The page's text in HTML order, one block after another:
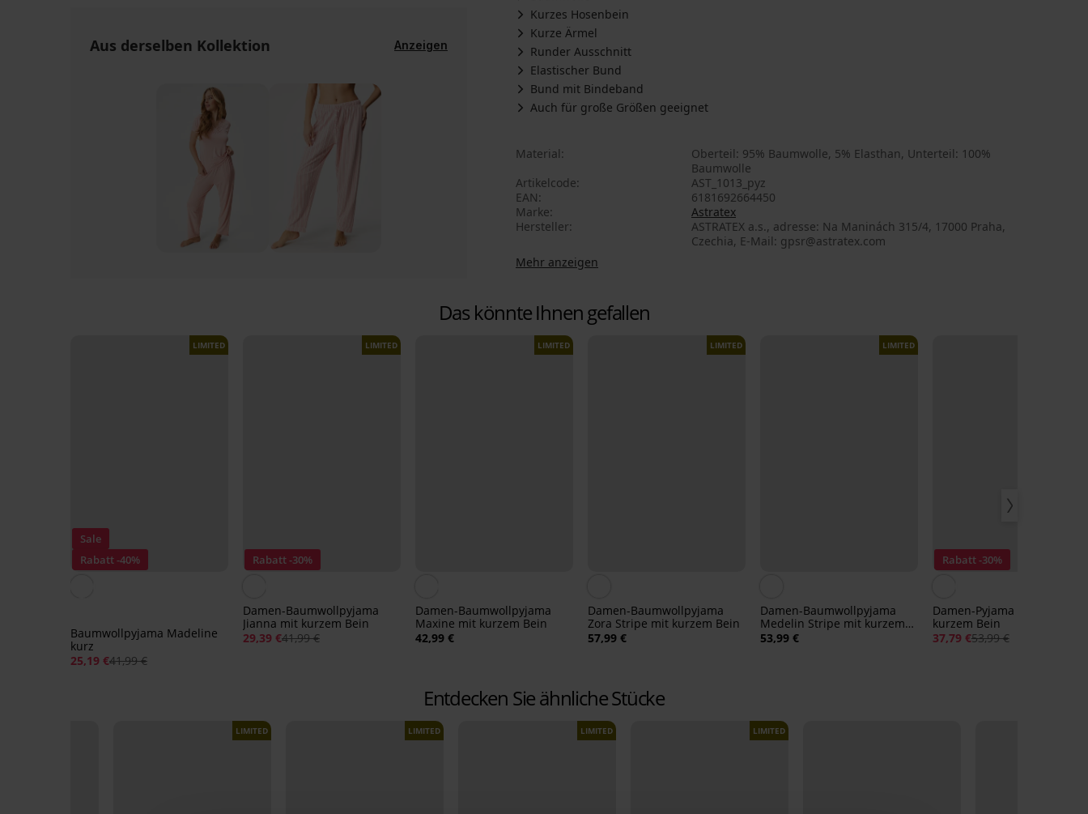
Aus derselben Kollektion Anzeigen
Kurzes Hosenbein
Kurze Ärmel
Runder Ausschnitt
Elastischer Bund
Bund mit Bindeband
Auch für große Größen geeignet
Material
Oberteil: 95% Baumwolle, 5% Elasthan, Unterteil: 100%
Baumwolle
Artikelcode
AST_1013_pyz
EAN
6181692664450
Marke
Astratex
Hersteller
ASTRATEX a.s., adresse: Na Maninách 315/4, 17000 Praha,
Czechia, E-Mail: gpsr@astratex.com
Mehr anzeigen
Das könnte Ihnen gefallen
Sale
Rabatt -40%
LIMITED
Baumwollpyjama Madeline
kurz
25,19 €41,99 €
Rabatt -30%
LIMITED
Damen-Baumwollpyjama
Jianna mit kurzem Bein
29,39 €41,99 €
LIMITED
Damen-Baumwollpyjama
Maxine mit kurzem Bein
42,99 €
LIMITED
Damen-Baumwollpyjama
Zora Stripe mit kurzem Bein
57,99 €
LIMITED
Damen-Baumwollpyjama
Medelin Stripe mit kurzem
Bein
53,99 €
Rabatt -30%
Damen-Pyjama Arleth mit
kurzem Bein
37,79 €53,99 €
Entdecken Sie ähnliche Stücke
LIMITED LIMITED LIMITED LIMITED